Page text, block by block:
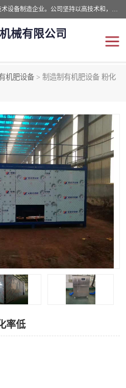
诸城汇泽机械有限公司是一家高新技术设备制造企业。公司坚持以高技术和，高服务于用户，以的环保机械制造设备赢的用户的信赖。现在主要生产死亡畜禽无害化处理和立式和卧式有机肥设备，搅拌机，烘干机，高温发酵机等。污水处理设备，固液分离机。气浮机，化制机等。公司秉承品质，用户至上，科技创新的经营理。
械有限公司
机肥设备 > 制造制有机肥设备 粉化
率低
有机肥设备
粪污烘干酶体机
纳米膜发酵
分子膜堆肥仓